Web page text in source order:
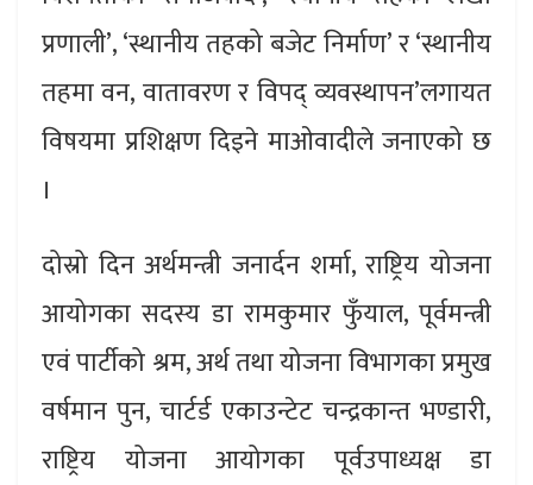
प्रणाली’, ‘स्थानीय तहको बजेट निर्माण’ र ‘स्थानीय
तहमा वन, वातावरण र विपद् व्यवस्थापन’लगायत
विषयमा प्रशिक्षण दिइने माओवादीले जनाएको छ
।
दोस्रो दिन अर्थमन्त्री जनार्दन शर्मा, राष्ट्रिय योजना
आयोगका सदस्य डा रामकुमार फुँयाल, पूर्वमन्त्री
एवं पार्टीको श्रम, अर्थ तथा योजना विभागका प्रमुख
वर्षमान पुन, चार्टर्ड एकाउन्टेट चन्द्रकान्त भण्डारी,
राष्ट्रिय योजना आयोगका पूर्वउपाध्यक्ष डा